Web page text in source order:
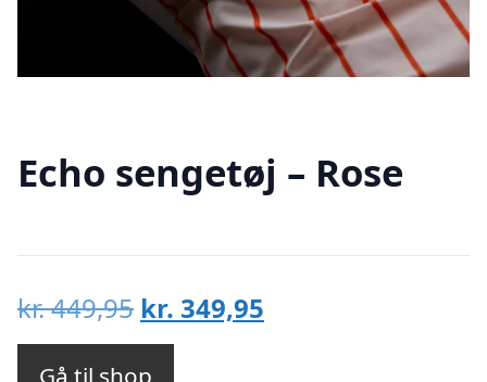
Echo sengetøj – Rose
kr.449,95 Den
oprindelige
kr. 349,95
Gå til shop